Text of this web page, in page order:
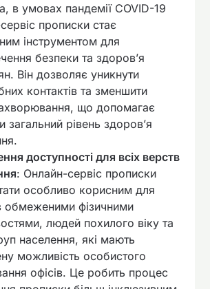
в умовах пандемії COVID-19
прописки стає
інструментом для
безпеки та здоров’я
Він дозволяє уникнути
контактів та зменшити
що допомагає
загальний рівень здоров’я
доступності для всіх верств
: Онлайн-сервіс прописки
особливо корисним для
обмеженими фізичними
людей похилого віку та
населення, які мають
можливість особистого
офісів. Це робить процес